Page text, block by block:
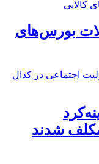
بورس‌های
شدند